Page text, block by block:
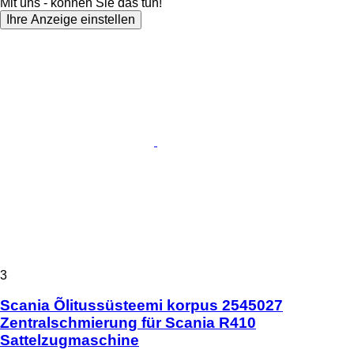
Ihre Anzeige einstellen
3
Scania Õlitussüsteemi korpus 2545027
Zentralschmierung für Scania R410
Sattelzugmaschine